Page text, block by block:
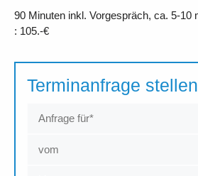
90 Minuten inkl. Vorgespräch, ca. 5-10
: 105.-€
Terminanfrage stellen